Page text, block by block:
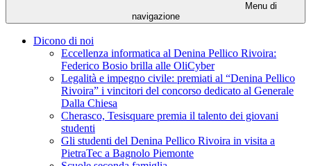
Menu di
navigazione
Dicono di noi
Eccellenza informatica al Denina Pellico Rivoira:
Federico Bosio brilla alle OliCyber
Legalità e impegno civile: premiati al “Denina Pellico
Rivoira” i vincitori del concorso dedicato al Generale
Dalla Chiesa
Cherasco, Tesisquare premia il talento dei giovani
studenti
Gli studenti del Denina Pellico Rivoira in visita a
PietraTec a Bagnolo Piemonte